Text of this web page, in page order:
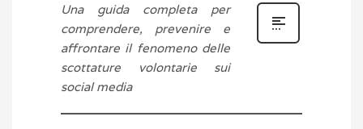
Una guida completa per
comprendere, prevenire e
affrontare il fenomeno delle
scottature volontarie sui
social media